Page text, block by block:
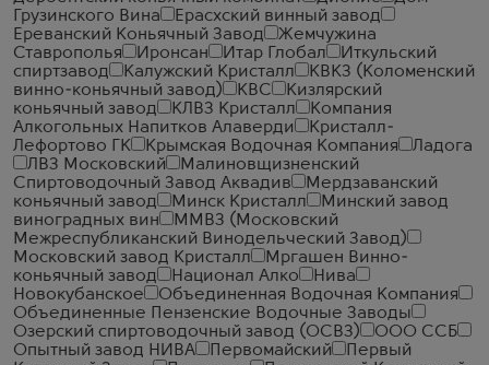
Грузинского Вина
Ерасхский винный завод
Ереванский Коньячный Завод
Жемчужина
Ставрополья
Иронсан Итар Глобал
Иткульский
спиртзавод
Калужский Кристалл
КВКЗ (Коломенский
винно-коньячный завод)
КВС
Кизлярский
коньячный завод
КЛВЗ Кристалл
Компания
Алкогольных Напитков Алаверди
Кристалл-
Лефортово ГК
Крымская Водочная Компания
Ладога
ЛВЗ Московский
Малиновщизненский
Спиртоводочный Завод Аквадив
Мердзаванский
коньячный завод
Минск Кристалл
Минский завод
виноградных вин
ММВЗ (Московский
Межреспубликанский Винодельческий Завод)
Московский завод Кристалл
Мргашен Винно-
коньячный завод
Национал Алко
Нива
Новокубанское
Объединенная Водочная Компания
Объединенные Пензенские Водочные Заводы
Озерский спиртоводочный завод (ОСВЗ)
ООО ССБ
Опытный завод НИВА
Первомайский
Первый